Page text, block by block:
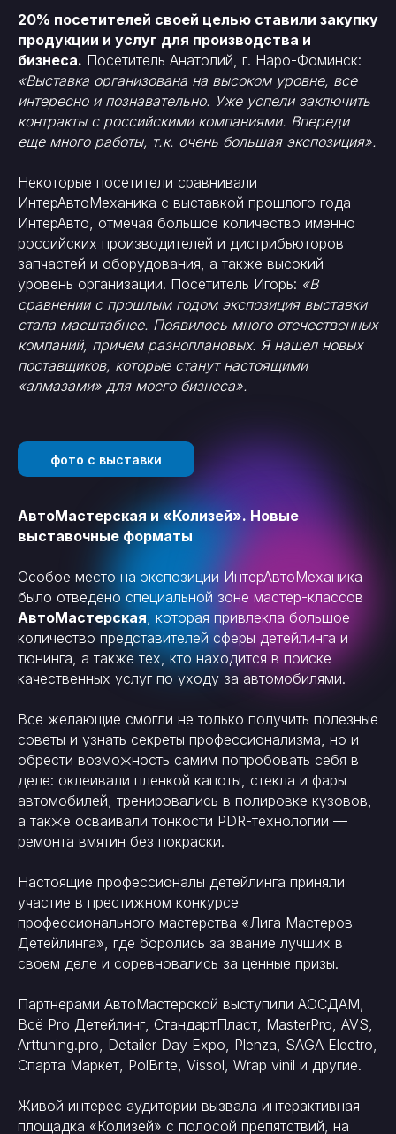
20% посетителей своей целью ставили закупку
продукции и услуг для производства и
бизнеса. Посетитель Анатолий, г. Наро-Фоминск:
«Выставка организована на высоком уровне, все
интересно и познавательно. Уже успели заключить
контракты с российскими компаниями. Впереди
еще много работы, т.к. очень большая экспозиция».
Некоторые посетители сравнивали
ИнтерАвтоМеханика с выставкой прошлого года
ИнтерАвто, отмечая большое количество именно
российских производителей и дистрибьюторов
запчастей и оборудования, а также высокий
уровень организации. Посетитель Игорь: «В
сравнении с прошлым годом экспозиция выставки
стала масштабнее. Появилось много отечественных
компаний, причем разноплановых. Я нашел новых
поставщиков, которые станут настоящими
«алмазами» для моего бизнеса».
фото с выставки
АвтоМастерская и «Колизей». Новые
выставочные форматы
Особое место на экспозиции ИнтерАвтоМеханика
было отведено специальной зоне мастер-классов
АвтоМастерская, которая привлекла большое
количество представителей сферы детейлинга и
тюнинга, а также тех, кто находится в поиске
качественных услуг по уходу за автомобилями.
Все желающие смогли не только получить полезные
советы и узнать секреты профессионализма, но и
обрести возможность самим попробовать себя в
деле: оклеивали пленкой капоты, стекла и фары
автомобилей, тренировались в полировке кузовов,
а также осваивали тонкости PDR-технологии —
ремонта вмятин без покраски.
Настоящие профессионалы детейлинга приняли
участие в престижном конкурсе
профессионального мастерства «Лига Мастеров
Детейлинга», где боролись за звание лучших в
своем деле и соревновались за ценные призы.
Партнерами АвтоМастерской выступили АОСДАМ,
Всё Pro Детейлинг, СтандартПласт, MasterPro, AVS,
Аrttuning.pro, Detailer Day Expo, Plenza, SAGA Electro,
Спарта Маркет, PolBrite, Vissol, Wrap vinil и другие.
Живой интерес аудитории вызвала интерактивная
площадка «Колизей» с полосой препятствий, на